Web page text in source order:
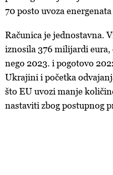
70 posto uvoza
Računica je jednostavna.
iznosila 376 milijardi eura,
nego 2023. i pogotovo
Ukrajini i početka
što EU uvozi manje
nastaviti zbog postupnog